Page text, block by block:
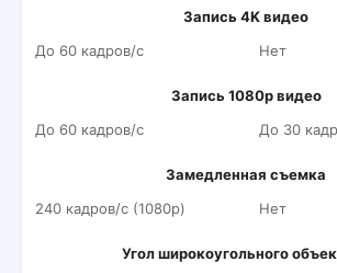
Запись 4K видео
До 60 кадров/c
Нет
Запись 1080p видео
До 60 кадров/c
До 30
Замедленная съемка
240 кадров/c (1080p)
Нет
Угол широкоугольного